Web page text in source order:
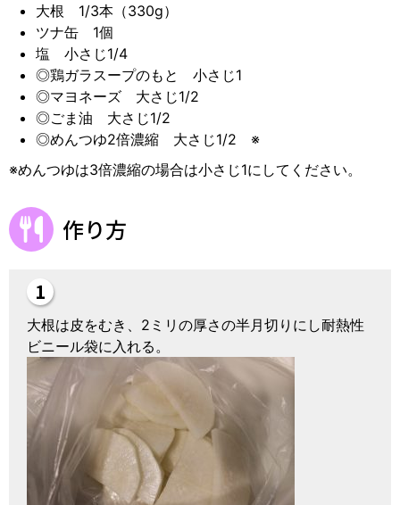
大根 1/3本（330g）
ツナ缶 1個
塩 小さじ1/4
◎鶏ガラスープのもと 小さじ1
◎マヨネーズ 大さじ1/2
◎ごま油 大さじ1/2
◎めんつゆ2倍濃縮 大さじ1/2 ※
※めんつゆは3倍濃縮の場合は小さじ1にしてください。
作り方
大根は皮をむき、2ミリの厚さの半月切りにし耐熱性
ビニール袋に入れる。